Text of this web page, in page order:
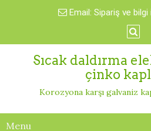
Email: Sipariş ve bilgi
Sıcak daldırma
çinko
Korozyona karşı galvaniz
Menu